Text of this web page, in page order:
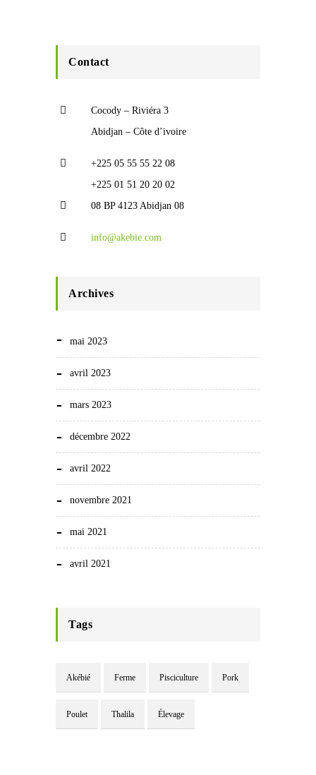
Contact
Cocody – Riviéra 3
Abidjan – Côte d’ivoire
+225 05 55 55 22 08
+225 01 51 20 20 02
08 BP 4123 Abidjan 08
info@akebie.com
Archives
mai 2023
avril 2023
mars 2023
décembre 2022
avril 2022
novembre 2021
mai 2021
avril 2021
Tags
Akébié Ferme Pisciculture Pork
Poulet Thalila Élevage